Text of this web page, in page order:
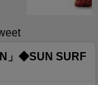
」◆SUN SURF